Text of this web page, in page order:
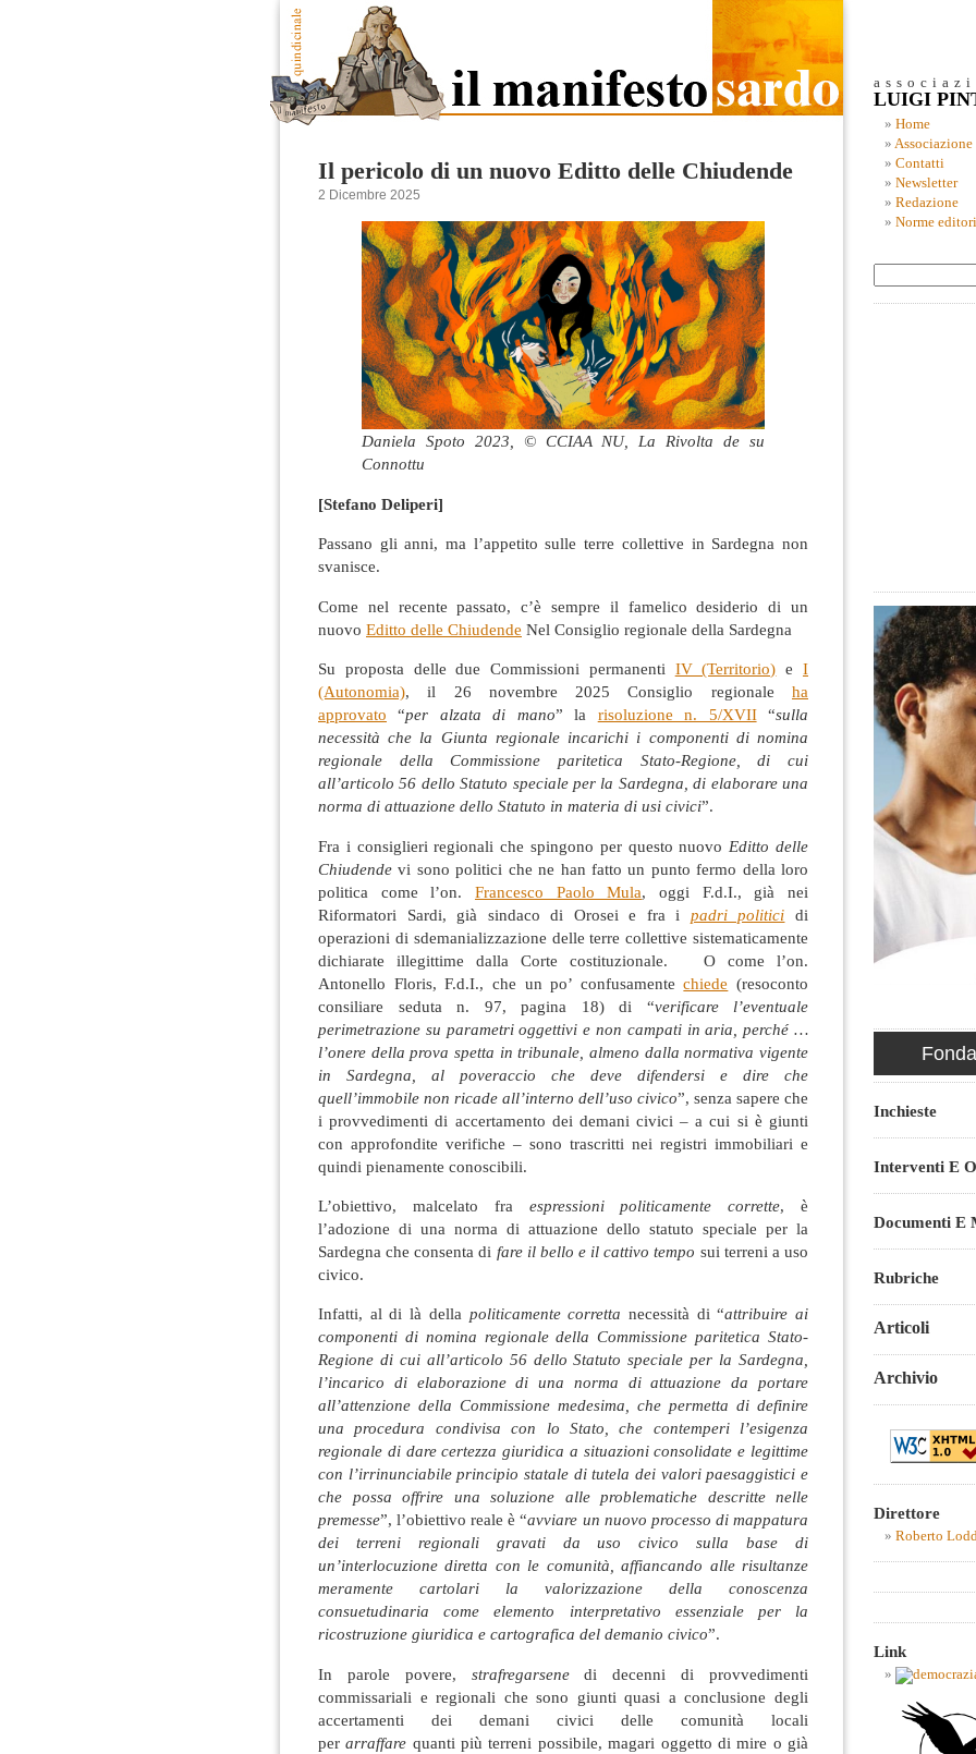
Il pericolo di un nuovo Editto delle Chiudende
2 Dicembre 2025
Daniela Spoto 2023, © CCIAA NU, La Rivolta de su
Connottu
[Stefano Deliperi]
Passano gli anni, ma l’appetito sulle terre collettive in Sardegna non
svanisce.
Come nel recente passato, c’è sempre il famelico desiderio di un
nuovo Editto delle Chiudende Nel Consiglio regionale della Sardegna
Su proposta delle due Commissioni permanenti IV (Territorio) eI
(Autonomia), il 26 novembre 2025 Consiglio regionale ha
approvato “per alzata di mano” la risoluzione n. 5/XVII“sulla
necessità che la Giunta regionale incarichi i componenti di nomina
regionale della Commissione paritetica Stato-Regione, di cui
all’articolo 56 dello Statuto speciale per la Sardegna, di elaborare una
norma di attuazione dello Statuto in materia di usi civici”.
Fra i consiglieri regionali che spingono per questo nuovo Editto delle
Chiudende vi sono politici che ne han fatto un punto fermo della loro
politica come l’on. Francesco Paolo Mula, oggi F.d.I., già nei
Riformatori Sardi, già sindaco di Orosei e fra i padri politici di
operazioni di sdemanializzazione delle terre collettive sistematicamente
dichiarate illegittime dalla Corte costituzionale. O come l’on.
Antonello Floris, F.d.I., che un po’ confusamentechiede (resoconto
consiliare seduta n. 97, pagina 18) di “verificare l’eventuale
perimetrazione su parametri oggettivi e non campati in aria, perché …
l’onere della prova spetta in tribunale, almeno dalla normativa vigente
in Sardegna, al poveraccio che deve difendersi e dire che
quell’immobile non ricade all’interno dell’uso civico”, senza sapere che
i provvedimenti di accertamento dei demani civici – a cui si è giunti
con approfondite verifiche – sono trascritti nei registri immobiliari e
quindi pienamente conoscibili.
L’obiettivo, malcelato fra espressioni politicamente corrette, è
l’adozione di una norma di attuazione dello statuto speciale per la
Sardegna che consenta di fare il bello e il cattivo tempo sui terreni a uso
civico.
Infatti, al di là della politicamente corretta necessità di “attribuire ai
componenti di nomina regionale della Commissione paritetica Stato-
Regione di cui all’articolo 56 dello Statuto speciale per la Sardegna,
l’incarico di elaborazione di una norma di attuazione da portare
all’attenzione della Commissione medesima, che permetta di definire
una procedura condivisa con lo Stato, che contemperi l’esigenza
regionale di dare certezza giuridica a situazioni consolidate e legittime
con l’irrinunciabile principio statale di tutela dei valori paesaggistici e
che possa offrire una soluzione alle problematiche descritte nelle
premesse”, l’obiettivo reale è “avviare un nuovo processo di mappatura
dei terreni regionali gravati da uso civico sulla base di
un’interlocuzione diretta con le comunità, affiancando alle risultanze
meramente cartolari la valorizzazione della conoscenza
consuetudinaria come elemento interpretativo essenziale per la
ricostruzione giuridica e cartografica del demanio civico”.
In parole povere, strafregarsenedi decenni di provvedimenti
commissariali e regionali che sono giunti quasi a conclusione degli
accertamenti dei demani civici delle comunità locali
perarraffare quanti più terreni possibile, magari oggetto di mire o già
LUIGI
Home
Associazione
Contatti
Newsletter
Redazione
Norme
Inchieste
Interventi E
Documenti E
Rubriche
Articoli
Archivio
Direttore
Roberto
Link